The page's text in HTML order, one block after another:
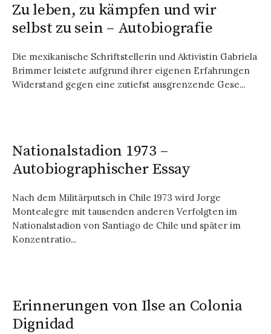
Zu leben, zu kämpfen und wir
selbst zu sein – Autobiografie
Die mexikanische Schriftstellerin und Aktivistin Gabriela
Brimmer leis­tete aufgrund ihrer eigenen Erfahrungen
Widerstand gegen eine zutiefst ausgrenzende Ge­se...
Nationalstadion 1973 –
Autobiographischer Essay
Nach dem Militärputsch in Chile 1973 wird Jorge
Montealegre mit tausenden anderen Verfolgten im
Nationalstadion von Santiago de Chile und später im
Konzentratio...
Erinnerungen von Ilse an Colonia
Dignidad